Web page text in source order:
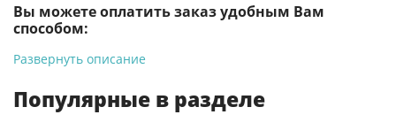
Вы можете оплатить заказ удобным Вам
способом:
-Банковской картой на сайте ProffЭлектро. Данный вид
Развернуть описание
Популярные в разделе